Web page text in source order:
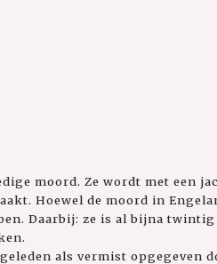
moord. Ze wordt met een
Hoewel de moord in
Daarbij: ze is al bijna twintig
als vermist opgegeven